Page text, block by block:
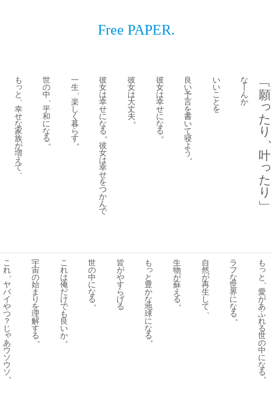
Free PAPER.
﹁
願
っ
た
り
叶
っ
た
り
﹂
な
ん
か
い
い
こ
と
を
良
い
予
言
を
書
い
て
寝
よ
う。
彼
女
は
幸
せ
に
な
る。
彼
女
は
大
丈
夫。
彼
女
は
幸
せ
に
な
る。
彼
女
は
幸
せ
を
つ
か
ん
で
一
生、
楽
し
く
暮
ら
す。
世
の
中、
平
和
に
な
る。
も
っ
と、
幸
せ
な
家
族
が
増
え
て、
も
っ
と、
愛
が
あ
ふ
れ
る
世
の
中
に
な
る。
ラ
フ
な
世
界
に
な
る。
自
然
が
再
生
し
て、
生
物
が
蘇
え
る。
も
っ
と
豊
か
な
地
球
に
な
る。
皆
が
や
す
ら
げ
る
世
の
中
に
な
る。
こ
れ
は
俺
だ
け
で
も
良
い
か。
宇
宙
の
始
ま
り
を
理
解
す
る。
こ
れ、
ヤ
バ
イ
や
つ
？
じ
ゃ
あ
ウ
ソ
ウ
ソ。